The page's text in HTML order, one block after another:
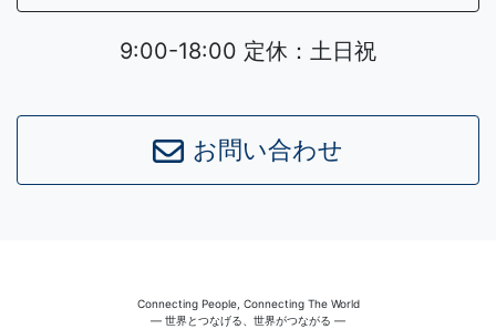
9:00-18:00 定休：土日祝
お問い合わせ
Connecting People, Connecting The World
― 世界とつなげる、世界がつながる ―